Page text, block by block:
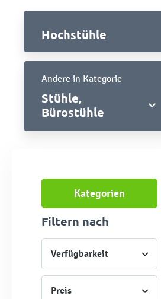
Hochstühle
Andere in Kategorie
Stühle,
Bürostühle
Kategorien
Filtern nach
Verfügbarkeit
Preis